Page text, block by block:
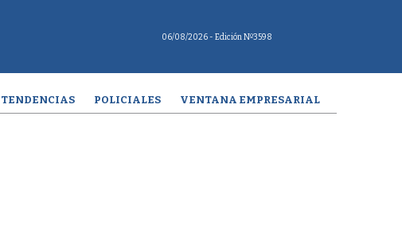
06/08/2026 - Edición Nº3598
TENDENCIAS POLICIALES VENTANA EMPRESARIAL